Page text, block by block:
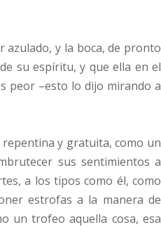
azulado, y la boca, de pronto
su espíritu, y que ella en el
peor –esto lo dijo mirando a
y gratuita, como un
sus sentimientos a
a los tipos como él, como
estrofas a la manera de
un trofeo aquella cosa, esa